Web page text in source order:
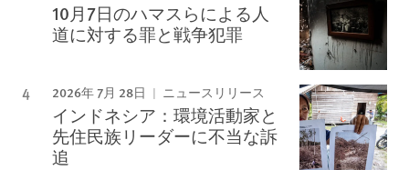
10月7日のハマスらによる人
道に対する罪と戦争犯罪
2026年 7月 28日 ニュースリリース
インドネシア：環境活動家と
先住民族リーダーに不当な訴
追